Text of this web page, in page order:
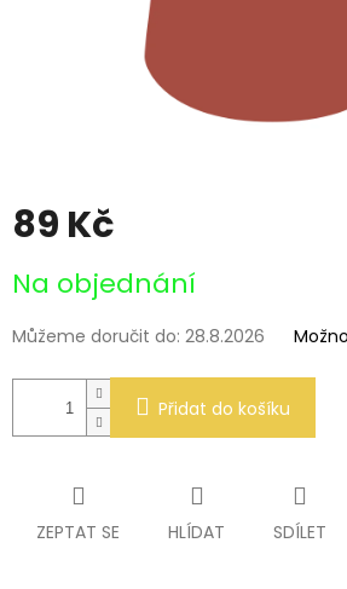
89 Kč
cena:
Na objednání
Můžeme doručit do: 28.8.2026
Přidat do košíku
ZEPTAT SE HLÍDAT SDÍLET